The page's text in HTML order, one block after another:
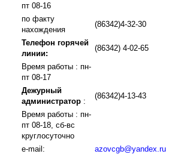
пт 08-16
по факту
нахождения
(86342)4-32-30
Телефон горячей
линии:
(86342) 4-02-65
Время работы : пн-
пт 08-17
Дежурный
администратор :
(86342)4-13-43
Время работы : пн-
пт 08-18, сб-вс
круглосуточно
e-mail:
azovcgb@yandex.ru